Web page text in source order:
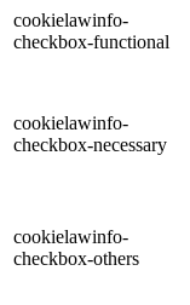
cookielawinfo-
checkbox-functional
cookielawinfo-
checkbox-necessary
cookielawinfo-
checkbox-others